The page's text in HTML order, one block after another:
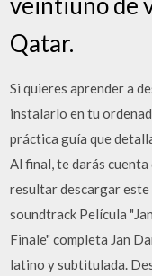
Qatar.
Si quieres aprender a
instalarlo en tu
práctica guía que
Al final, te darás
resultar descargar este
soundtrack Película
Finale" completa Jan
latino y subtitulada.